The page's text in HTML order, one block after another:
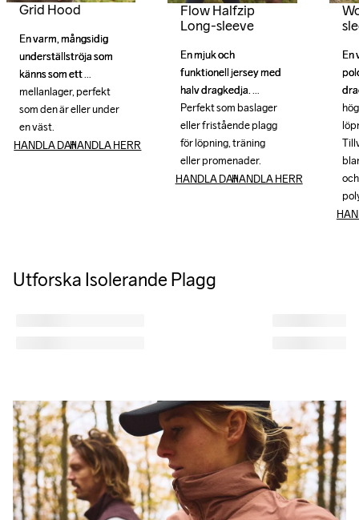
Grid Hood
En varm, mångsidig
underställströja som
känns som ett
mellanlager, perfekt
som den är eller under
en väst.
En varm, mångsidig
underställströja som
känns som ett
mellanlager, perfekt
som den är eller under
en väst.
HANDLA DAMHANDLA HERR
Flow Halfzip
Long-sleeve
En mjuk och
funktionell jersey med
halv dragkedja.
Perfekt som baslager
eller fristående plagg
för löpning, träning
eller promenader.
En mjuk och
funktionell jersey med
halv dragkedja.
Perfekt som baslager
eller fristående plagg
för löpning, träning
eller promenader.
HANDLA DAMHANDLA HERR
En
En
Utforska Isolerande Plagg